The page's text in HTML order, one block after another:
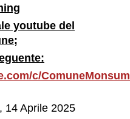
youtube del
c/
14 Aprile 2025